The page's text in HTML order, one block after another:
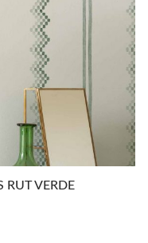
RUT VERDE